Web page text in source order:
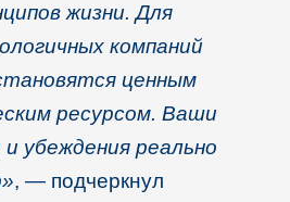
жизни. Для
компаний
ценным
ресурсом. Ваши
убеждения реально
, — подчеркнул